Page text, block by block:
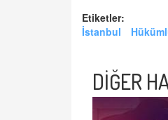
Etiketler:
İstanbul
DİĞER